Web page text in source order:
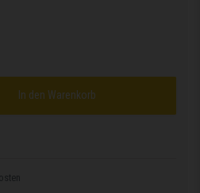
In den Warenkorb